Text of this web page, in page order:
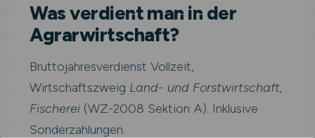
Was verdient man in der
Agrarwirtschaft?
Bruttojahresverdienst Vollzeit,
Wirtschaftszweig Land- und Forstwirtschaft,
Fischerei(WZ-2008 Sektion A). Inklusive
Sonderzahlungen.